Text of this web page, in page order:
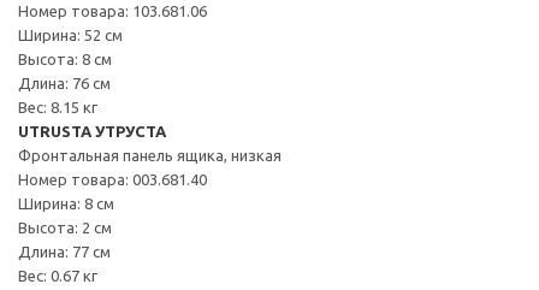
Номер товара: 103.681.06
Ширина: 52 см
Высота: 8 см
Длина: 76 см
Вес: 8.15 кг
UTRUSTA УТРУСТА
Фронтальная панель ящика, низкая
Номер товара: 003.681.40
Ширина: 8 см
Высота: 2 см
Длина: 77 см
Вес: 0.67 кг